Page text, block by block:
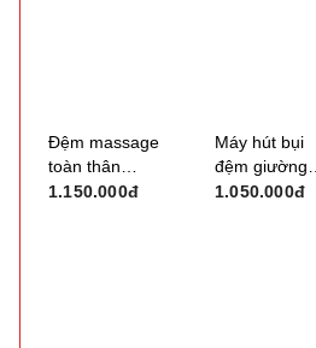
Đệm massage
toàn thân
Vispo VP-
1.150.000đ
Máy hút bụi
đệm giường
Deerma DEM-
1.050.000đ